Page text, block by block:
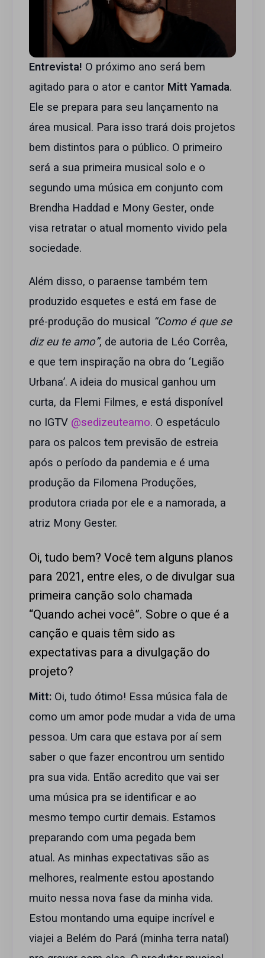
Entrevista! O próximo ano será bem
agitado para o ator e cantor Mitt Yamada.
Ele se prepara para seu lançamento na
área musical. Para isso trará dois projetos
bem distintos para o público. O primeiro
será a sua primeira musical solo e o
segundo uma música em conjunto com
Brendha Haddad e Mony Gester, onde
visa retratar o atual momento vivido pela
sociedade.
Além disso, o paraense também tem
produzido esquetes e está em fase de
pré-produção do musical “Como é que se
diz eu te amo”, de autoria de Léo Corrêa,
e que tem inspiração na obra do ‘Legião
Urbana’. A ideia do musical ganhou um
curta, da Flemi Filmes, e está disponível
no IGTV @sedizeuteamo. O espetáculo
para os palcos tem previsão de estreia
após o período da pandemia e é uma
produção da Filomena Produções,
produtora criada por ele e a namorada, a
atriz Mony Gester.
Oi, tudo bem? Você tem alguns planos
para 2021, entre eles, o de divulgar sua
primeira canção solo chamada
“Quando achei você”. Sobre o que é a
canção e quais têm sido as
expectativas para a divulgação do
projeto?
Mitt: Oi, tudo ótimo! Essa música fala de
como um amor pode mudar a vida de uma
pessoa. Um cara que estava por aí sem
saber o que fazer encontrou um sentido
pra sua vida. Então acredito que vai ser
uma música pra se identificar e ao
mesmo tempo curtir demais. Estamos
preparando com uma pegada bem
atual. As minhas expectativas são as
melhores, realmente estou apostando
muito nessa nova fase da minha vida.
Estou montando uma equipe incrível e
viajei a Belém do Pará (minha terra natal)